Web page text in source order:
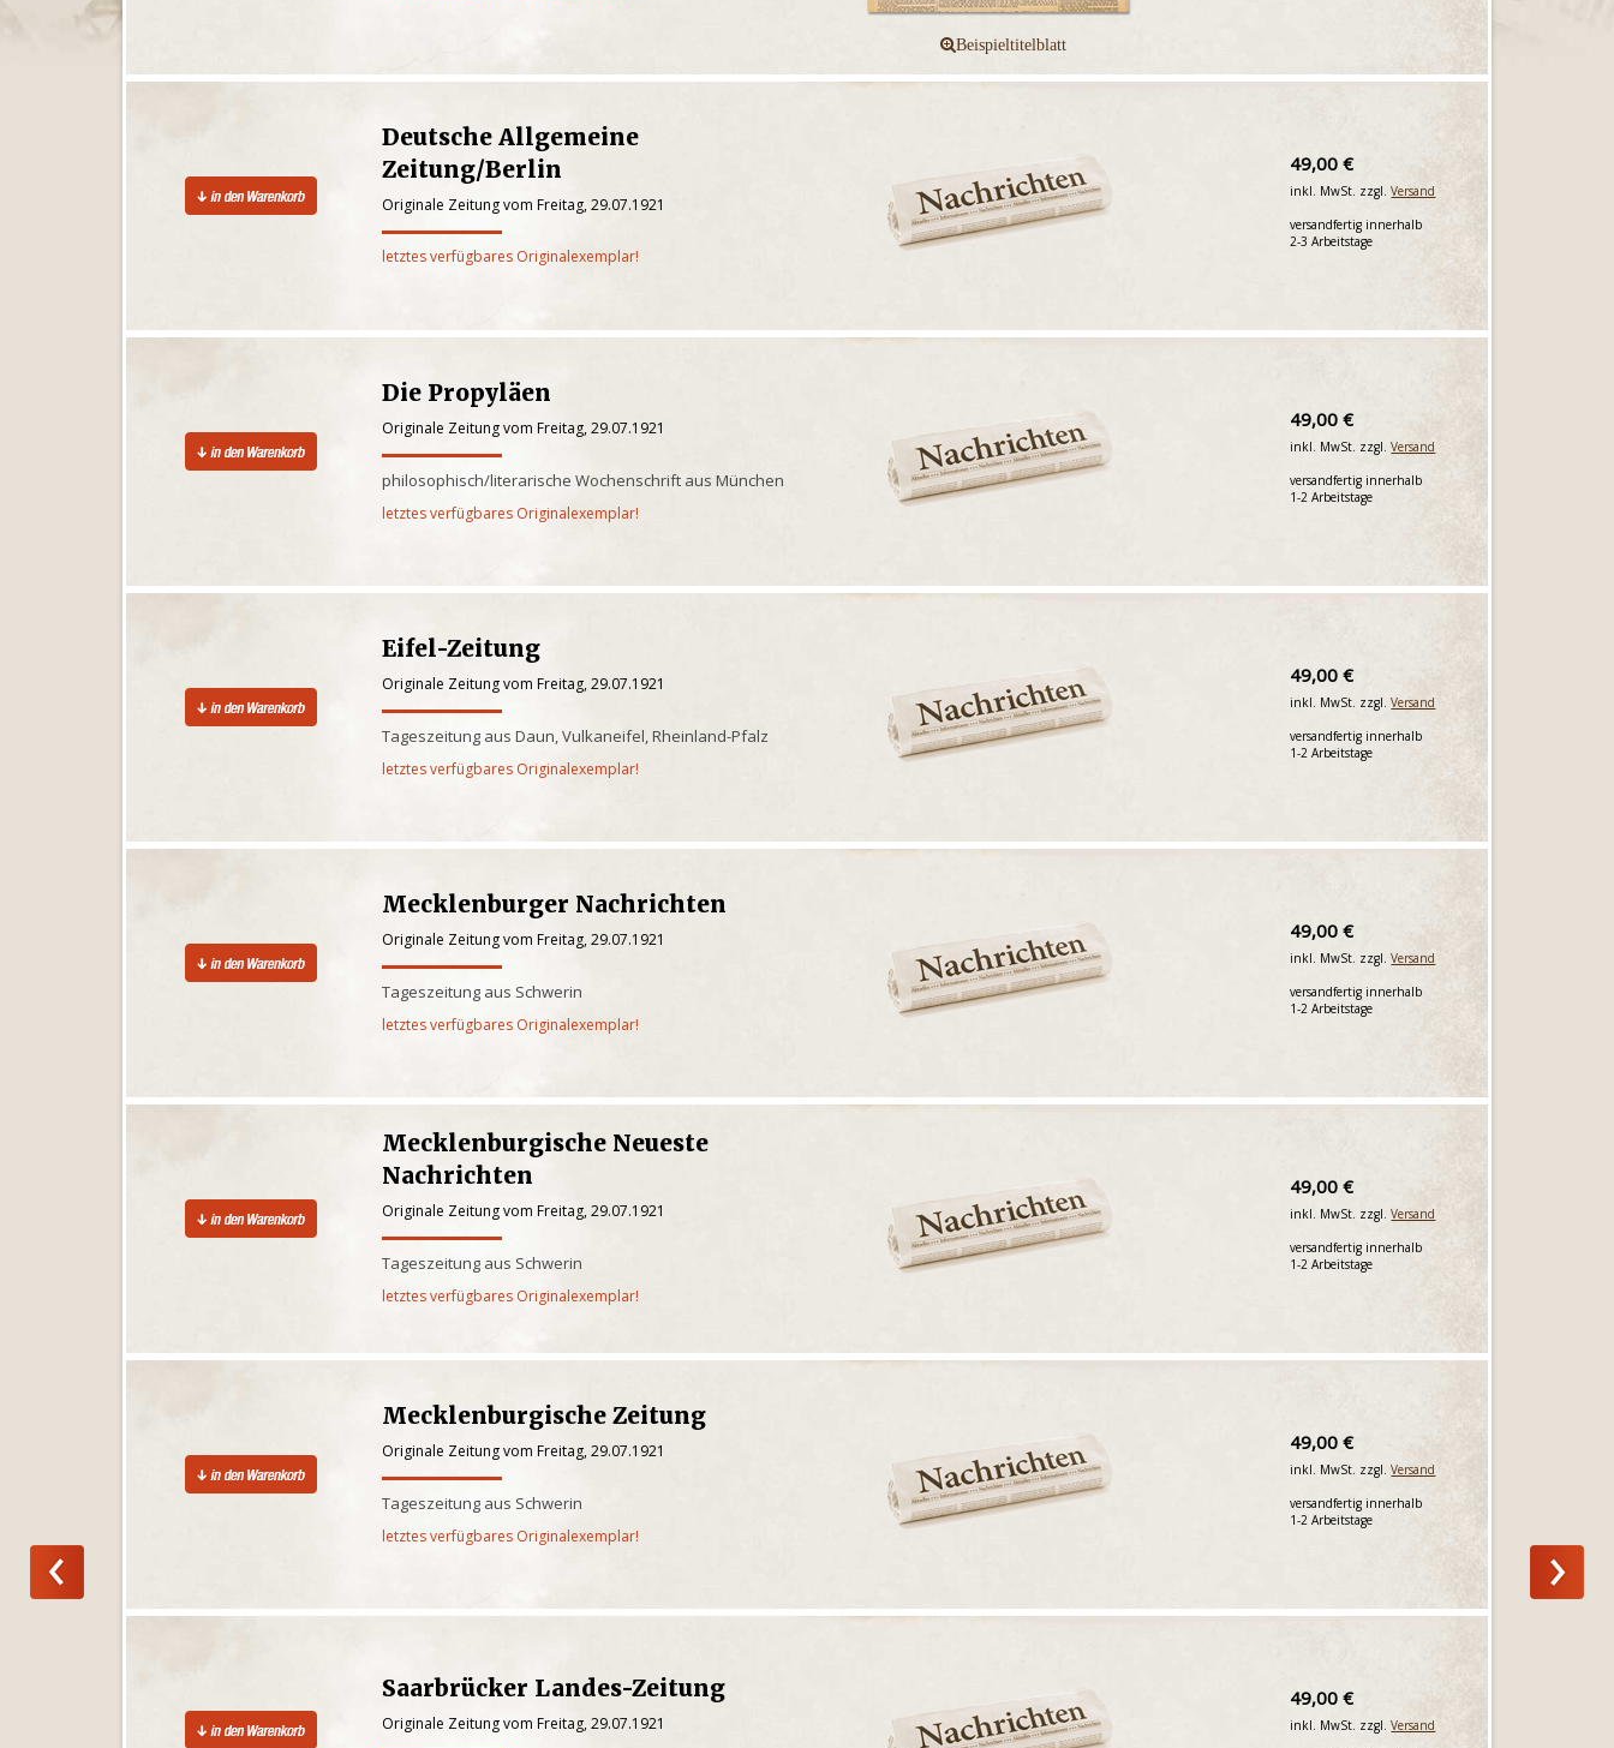
Deutsche Allgemeine
Zeitung/Berlin
Originale Zeitung vom Freitag, 29.07.1921
letztes verfügbares Originalexemplar!
49,00 €
inkl. MwSt. zzgl.Versand
versandfertig innerhalb
2-3 Arbeitstage
Die Propyläen
Originale Zeitung vom Freitag, 29.07.1921
philosophisch/literarische Wochenschrift aus München
letztes verfügbares Originalexemplar!
49,00 €
inkl. MwSt. zzgl.Versand
versandfertig innerhalb
1-2 Arbeitstage
Eifel-Zeitung
Originale Zeitung vom Freitag, 29.07.1921
Tageszeitung aus Daun, Vulkaneifel, Rheinland-Pfalz
letztes verfügbares Originalexemplar!
49,00 €
inkl. MwSt. zzgl.Versand
versandfertig innerhalb
1-2 Arbeitstage
Mecklenburger Nachrichten
Originale Zeitung vom Freitag, 29.07.1921
Tageszeitung aus Schwerin
letztes verfügbares Originalexemplar!
49,00 €
inkl. MwSt. zzgl.Versand
versandfertig innerhalb
1-2 Arbeitstage
Mecklenburgische Neueste
Nachrichten
Originale Zeitung vom Freitag, 29.07.1921
Tageszeitung aus Schwerin
letztes verfügbares Originalexemplar!
49,00 €
inkl. MwSt. zzgl.Versand
versandfertig innerhalb
1-2 Arbeitstage
Mecklenburgische Zeitung
Originale Zeitung vom Freitag, 29.07.1921
Tageszeitung aus Schwerin
letztes verfügbares Originalexemplar!
49,00 €
inkl. MwSt. zzgl.Versand
versandfertig innerhalb
1-2 Arbeitstage
Saarbrücker Landes-Zeitung
Originale Zeitung vom Freitag, 29.07.1921
49,00 €
inkl. MwSt. zzgl.Versand